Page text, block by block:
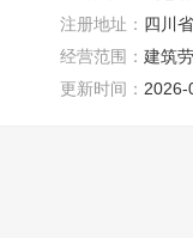
注册地址： 四川
经营范围： 建筑
更新时间： 2026-